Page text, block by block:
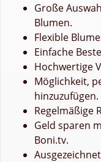
Große
Blumen.
Flexible
Einfache
Hochwertige
Möglichkeit,
hinzuzufügen.
Regelmäßige
Geld sparen
Boni.tv.